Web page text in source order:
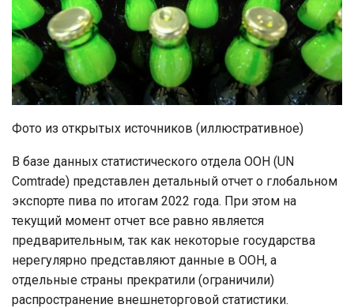
Фото из открытых источников (иллюстративное)
В базе данных статистического отдела ООН (UN
Comtrade) представлен детальный отчет о глобальном
экспорте пива по итогам 2022 года. При этом на
текущий момент отчет все равно является
предварительным, так как некоторые государства
нерегулярно представляют данные в ООН, а
отдельные страны прекратили (ограничили)
распространение внешнеторговой статистики.